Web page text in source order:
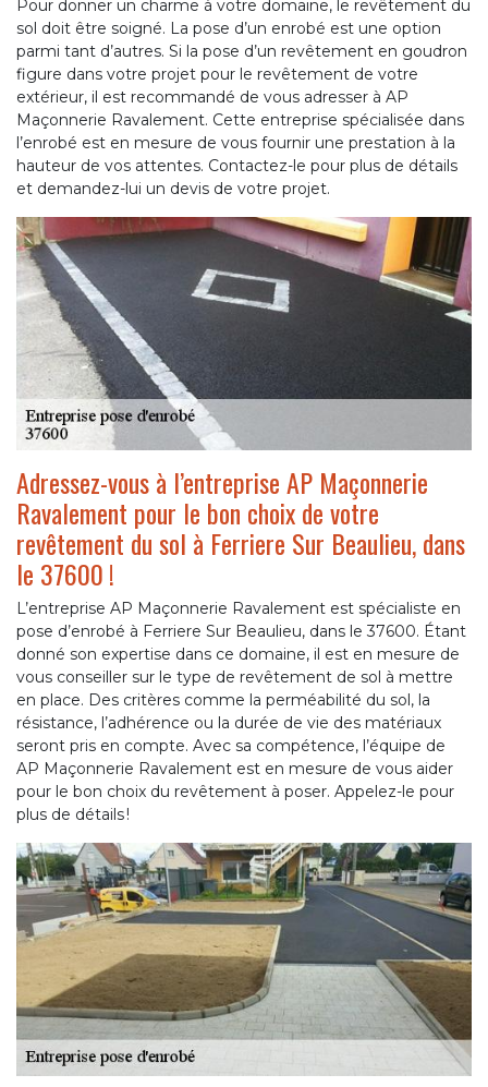
Pour donner un charme à votre domaine, le revêtement du
sol doit être soigné. La pose d’un enrobé est une option
parmi tant d’autres. Si la pose d’un revêtement en goudron
figure dans votre projet pour le revêtement de votre
extérieur, il est recommandé de vous adresser à AP
Maçonnerie Ravalement. Cette entreprise spécialisée dans
l’enrobé est en mesure de vous fournir une prestation à la
hauteur de vos attentes. Contactez-le pour plus de détails
et demandez-lui un devis de votre projet.
Adressez-vous à l’entreprise AP Maçonnerie
Ravalement pour le bon choix de votre
revêtement du sol à Ferriere Sur Beaulieu, dans
le 37600 !
L’entreprise AP Maçonnerie Ravalement est spécialiste en
pose d’enrobé à Ferriere Sur Beaulieu, dans le 37600. Étant
donné son expertise dans ce domaine, il est en mesure de
vous conseiller sur le type de revêtement de sol à mettre
en place. Des critères comme la perméabilité du sol, la
résistance, l’adhérence ou la durée de vie des matériaux
seront pris en compte. Avec sa compétence, l’équipe de
AP Maçonnerie Ravalement est en mesure de vous aider
pour le bon choix du revêtement à poser. Appelez-le pour
plus de détails !